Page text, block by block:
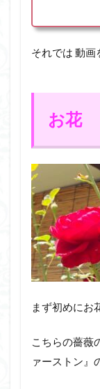
それでは 動
お花
まず初めにお
こちらの薔薇
ァーストン』